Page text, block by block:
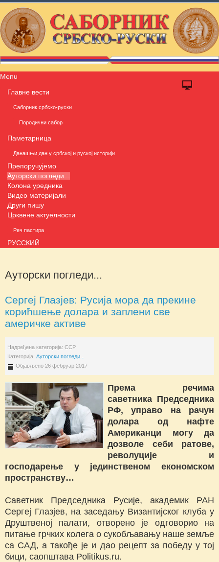
Menu
Главне вести
Саборник србско-руски
Породични сабор
Паметарница
Данашњи дан у србској и руској историји
Препоручујемо
Ауторски погледи...
Колона уредника
Видео материјали
Други пишу
Црквене актуелности
Реч пастира
РУССКИЙ
Ауторски погледи...
Сергеј Глазјев: Русија мора да прекине
корићшење долара и заплени све
америчке активе
Надређена категорија: ССР
Категорија: Ауторски погледи...
Објављено 26 фебруар 2017
Према речима
саветника Председника
РФ, управо на рачун
долара од нафте
Американци могу да
дозволе себи ратове,
револуције и
господарење у јединственом економском
пространству…
Саветник Председника Русије, академик РАН
Сергеј Глазјев, на заседању Византијског клуба у
Друштвеној палати, отворено је одговорио на
питање грчких колега о сукобљавању наше земље
са САД, а такође је и дао рецепт за победу у тој
бици, саопштава Politikus.ru.